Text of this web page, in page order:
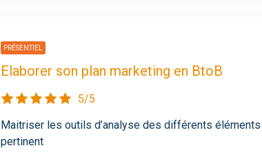
PRÉSENTIEL
Elaborer son plan marketing en BtoB
5/5
Maitriser les outils d’analyse des différents
pertinent